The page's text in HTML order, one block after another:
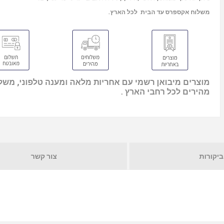
משלוח אקספרס עד הבית לכל הארץ.
מוצרים מיבואן רשמי עם אחריות מלאה ומענה טלפוני,
מהירים לכל רחבי הארץ .
ביקורות צור קשר